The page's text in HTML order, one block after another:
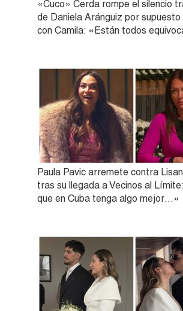
«Cuco» Cerda rompe el silencio
de Daniela Aránguiz por
con Camila: «Están todos
Paula Pavic arremete contra
tras su llegada a Vecinos al
que en Cuba tenga algo mejor…»